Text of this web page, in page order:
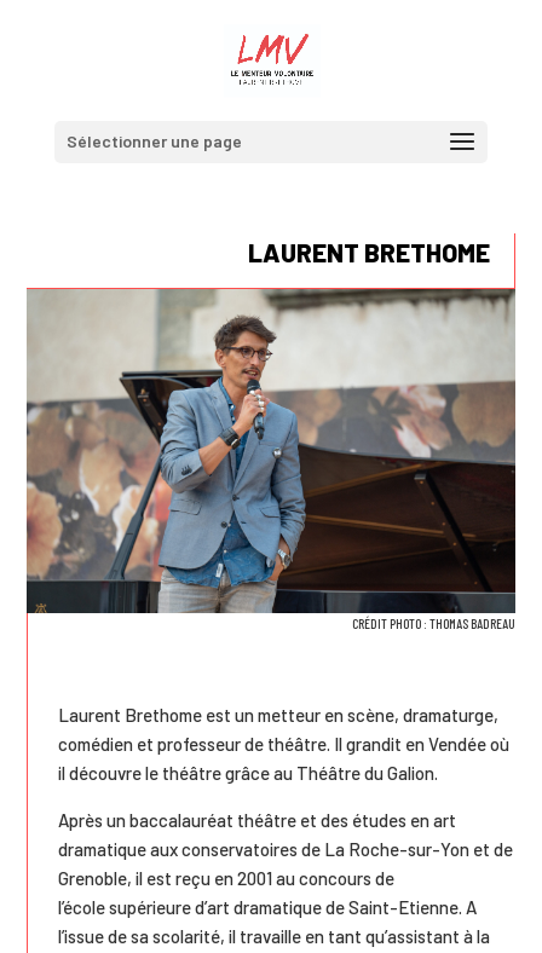
Sélectionner une page
LAURENT BRETHOME
CRÉDIT PHOTO : THOMAS BADREAU
Laurent Brethome est un metteur en scène, dramaturge,
comédien et professeur de théâtre. Il grandit en Vendée où
il découvre le théâtre grâce au Théâtre du Galion.
Après un baccalauréat théâtre et des études en art
dramatique aux conservatoires de La Roche-sur-Yon et de
Grenoble, il est reçu en 2001 au concours de
l’école supérieure d’art dramatique de Saint-Etienne. A
l’issue de sa scolarité, il travaille en tant qu’assistant à la